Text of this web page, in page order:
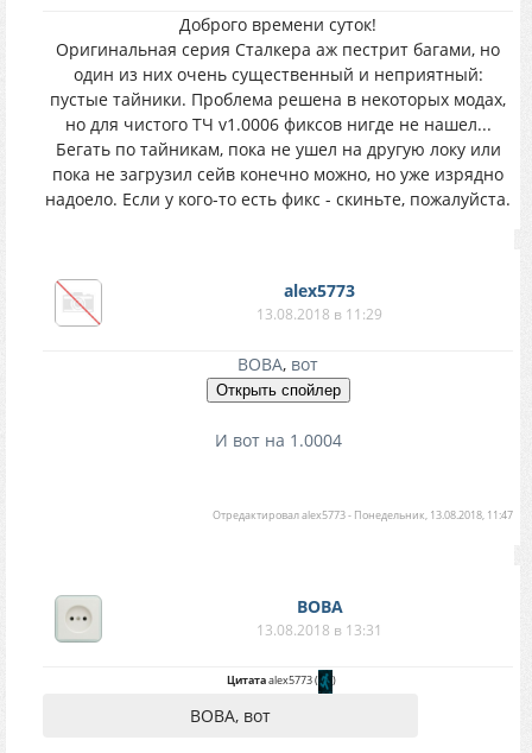
Доброго времени суток!
Оригинальная серия Сталкера аж пестрит багами, но
один из них очень существенный и неприятный:
пустые тайники. Проблема решена в некоторых модах,
но для чистого ТЧ v1.0006 фиксов нигде не нашел...
Бегать по тайникам, пока не ушел на другую локу или
пока не загрузил сейв конечно можно, но уже изрядно
надоело. Если у кого-то есть фикс - скиньте, пожалуйста.
alex5773
13.08.2018 в 11:29
BOBA, вот
И вот на 1.0004
Отредактировалalex5773- Понедельник, 13.08.2018, 11:47
BOBA
13.08.2018 в 13:31
Цитатаalex5773( )
BOBA, вот